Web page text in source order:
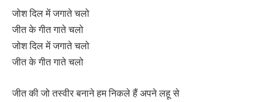
जोश दिल में जगाते चलो
जीत के गीत गाते चलो
जोश दिल में जगाते चलो
जीत के गीत गाते चलो
जीत की जो तस्वीर बनाने हम निकले हैं अपने लहू से